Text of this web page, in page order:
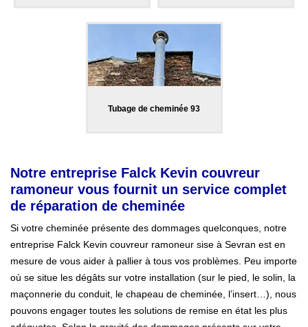
Tubage de cheminée 93
Notre entreprise Falck Kevin couvreur
ramoneur vous fournit un service complet
de réparation de cheminée
Si votre cheminée présente des dommages quelconques, notre
entreprise Falck Kevin couvreur ramoneur sise à Sevran est en
mesure de vous aider à pallier à tous vos problèmes. Peu importe
où se situe les dégâts sur votre installation (sur le pied, le solin, la
maçonnerie du conduit, le chapeau de cheminée, l’insert…), nous
pouvons engager toutes les solutions de remise en état les plus